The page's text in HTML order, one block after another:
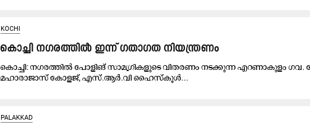
KOCHI
കൊച്ചി നഗരത്തിൽ ഇന്ന് ഗതാഗത നിയന്ത്രണം
കൊച്ചി: നഗരത്തിൽ പോളിങ് സാമഗ്രികളുടെ വിതരണം നടക്കുന്ന എറണാകുളം
മഹാരാജാസ് കോളജ്, എസ്.ആർ.വി ഹൈസ്കൂൾ...
PALAKKAD